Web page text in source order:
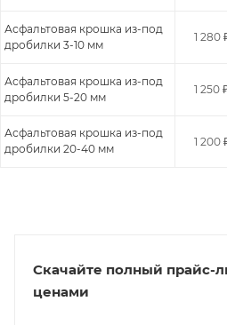
Асфальтовая крошка из-под
дробилки 3-10 мм
1 280
Асфальтовая крошка из-под
дробилки 5-20 мм
1 250
Асфальтовая крошка из-под
дробилки 20-40 мм
1 200
Скачайте полный прайс-
ценами